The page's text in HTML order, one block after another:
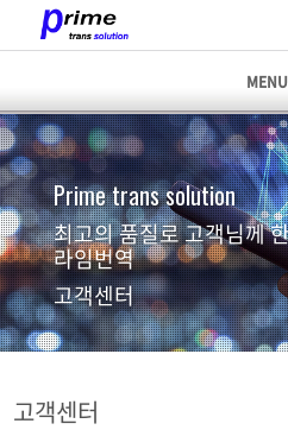
MENU
Prime trans solution
최고의 품질로 고객님께
라임번역
고객센터
고객센터